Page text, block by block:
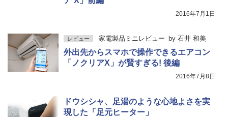
2016年7月1日
レビュー 家電製品ミニレビュー by 石井 和美
外出先からスマホで操作できるエアコン
「ノクリアX」が賢すぎる! 後編
2016年7月8日
ドウシシャ、足湯のような心地よさを実
現した「足元ヒーター」